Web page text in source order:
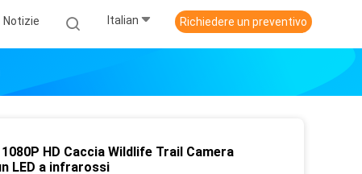
Notizie Italian Richiedere un preventivo
HD Caccia Wildlife Trail Camera
LED a infrarossi